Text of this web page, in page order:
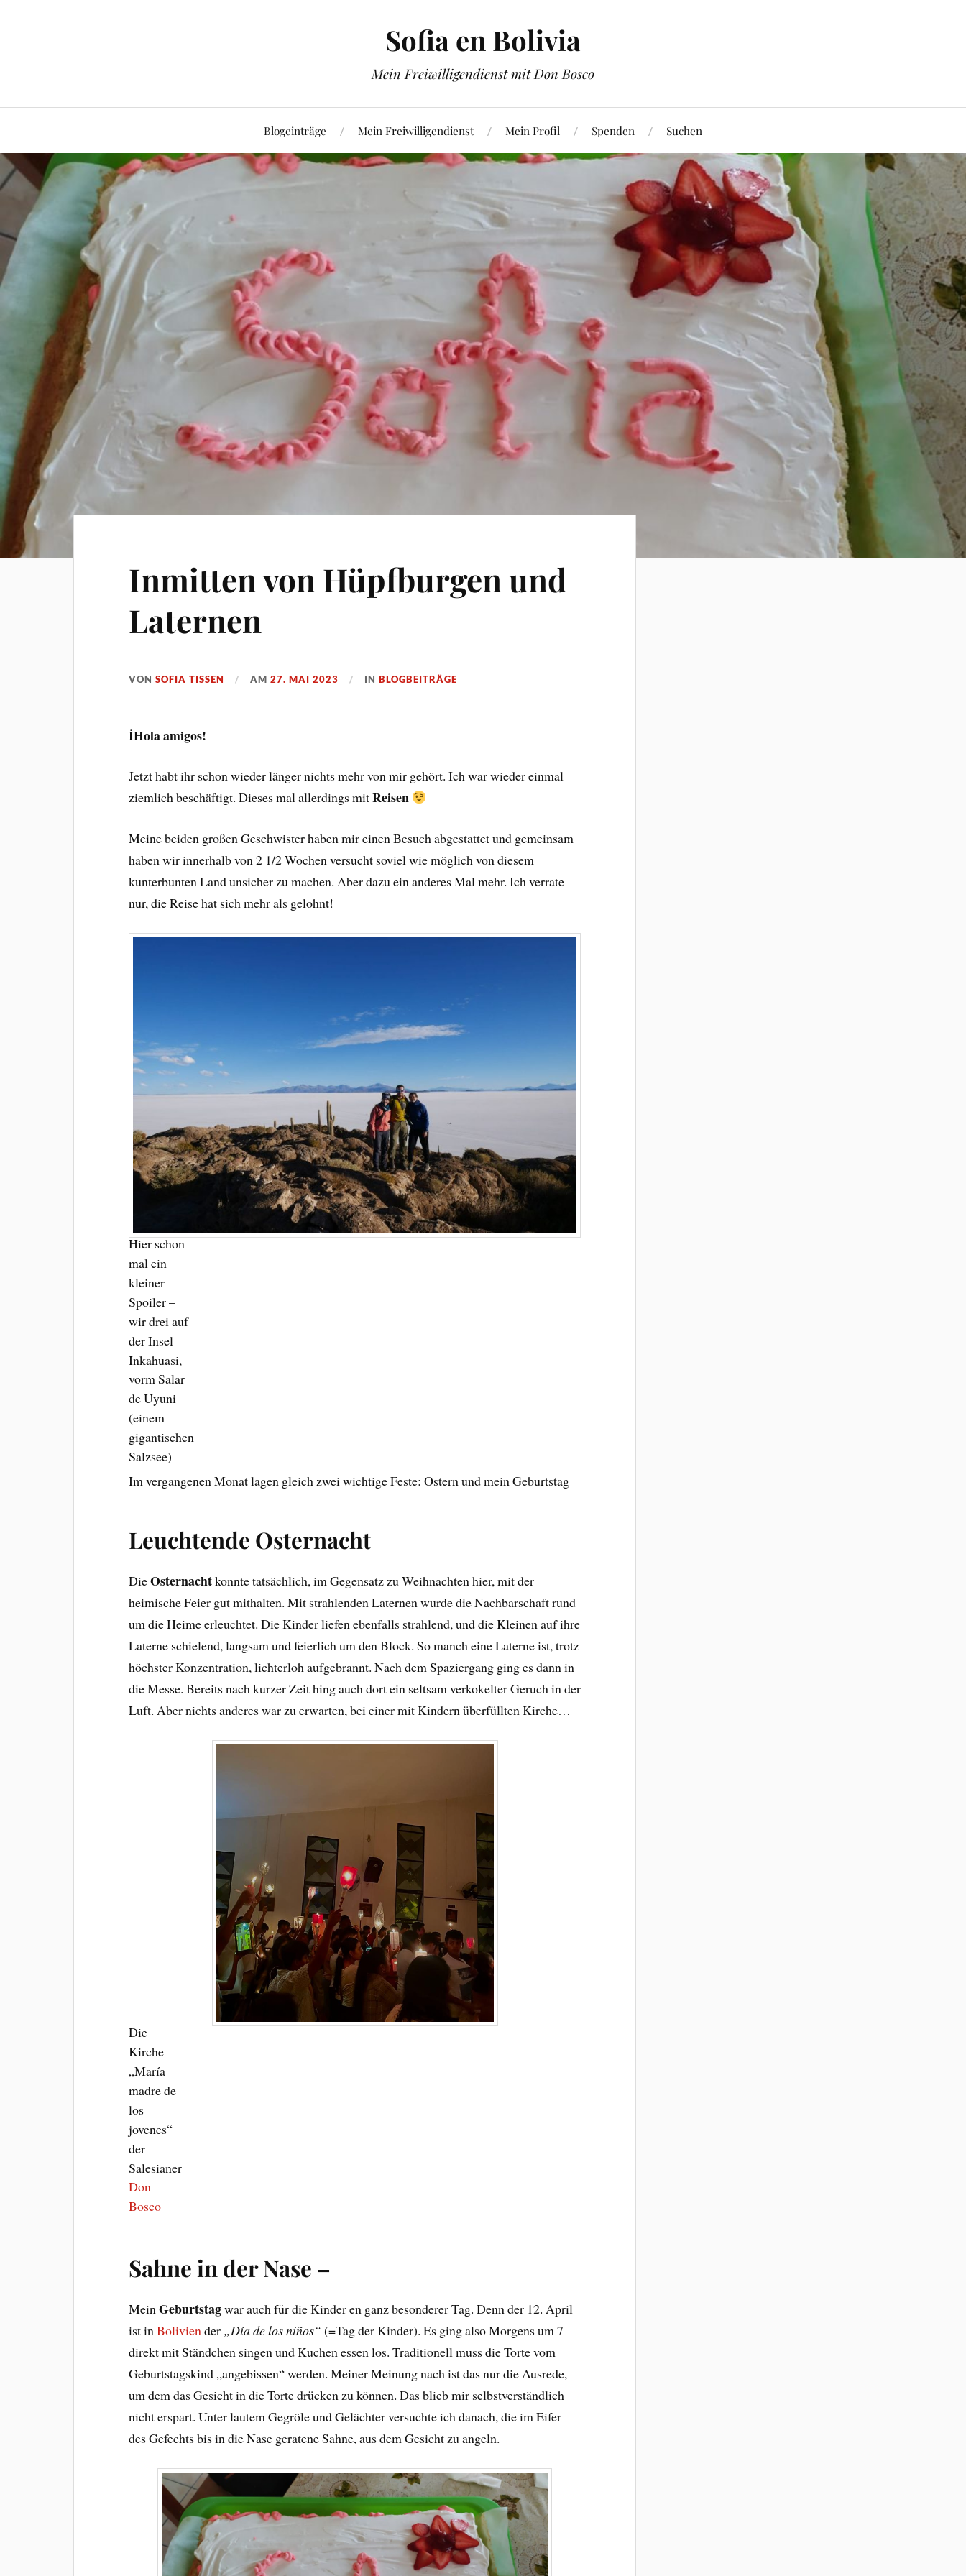
Sofia en Bolivia
Mein Freiwilligendienst mit Don Bosco
Blogeinträge Mein Freiwilligendienst Mein Profil Spenden Suchen
Inmitten von Hüpfburgen und
Laternen
VONSOFIA TISSEN AM27. MAI 2023 INBLOGBEITRÄGE
İHola amigos!
Jetzt habt ihr schon wieder länger nichts mehr von mir gehört. Ich war wieder einmal
ziemlich beschäftigt. Dieses mal allerdings mitReisen
Meine beiden großen Geschwister haben mir einen Besuch abgestattet und gemeinsam
haben wir innerhalb von 2 1/2 Wochen versucht soviel wie möglich von diesem
kunterbunten Land unsicher zu machen. Aber dazu ein anderes Mal mehr. Ich verrate
nur, die Reise hat sich mehr als gelohnt!
Hier schon
mal ein
kleiner
Spoiler –
wir drei auf
der Insel
Inkahuasi,
vorm Salar
de Uyuni
(einem
gigantischen
Salzsee)
Im vergangenen Monat lagen gleich zwei wichtige Feste: Ostern und mein Geburtstag
Leuchtende Osternacht
DieOsternachtkonnte tatsächlich, im Gegensatz zu Weihnachten hier, mit der
heimische Feier gut mithalten. Mit strahlenden Laternen wurde die Nachbarschaft rund
um die Heime erleuchtet. Die Kinder liefen ebenfalls strahlend, und die Kleinen auf ihre
Laterne schielend, langsam und feierlich um den Block. So manch eine Laterne ist, trotz
höchster Konzentration, lichterloh aufgebrannt. Nach dem Spaziergang ging es dann in
die Messe. Bereits nach kurzer Zeit hing auch dort ein seltsam verkokelter Geruch in der
Luft. Aber nichts anderes war zu erwarten, bei einer mit Kindern überfüllten Kirche…
Die
Kirche
„María
madre de
los
jovenes“
der
Salesianer
Don
Bosco
Sahne in der Nase –
MeinGeburtstagwar auch für die Kinder en ganz besonderer Tag. Denn der 12. April
ist inBoliviender „Día de los niños“ (=Tag der Kinder). Es ging also Morgens um 7
direkt mit Ständchen singen und Kuchen essen los. Traditionell muss die Torte vom
Geburtstagskind „angebissen“ werden. Meiner Meinung nach ist das nur die Ausrede,
um dem das Gesicht in die Torte drücken zu können. Das blieb mir selbstverständlich
nicht erspart. Unter lautem Gegröle und Gelächter versuchte ich danach, die im Eifer
des Gefechts bis in die Nase geratene Sahne, aus dem Gesicht zu angeln.